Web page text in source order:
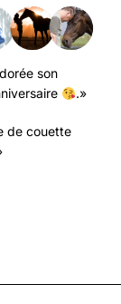
son
.»
de couette